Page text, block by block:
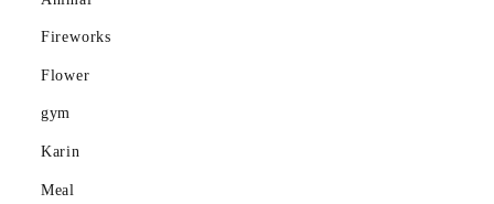
Fireworks
Flower
gym
Karin
Meal